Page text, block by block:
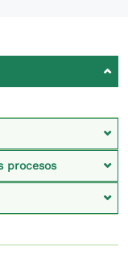
procesos